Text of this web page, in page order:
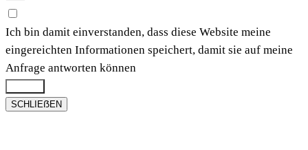
Ich bin damit einverstanden, dass diese Website meine
eingereichten Informationen speichert, damit sie auf meine
Anfrage antworten können
SCHLIEẞEN